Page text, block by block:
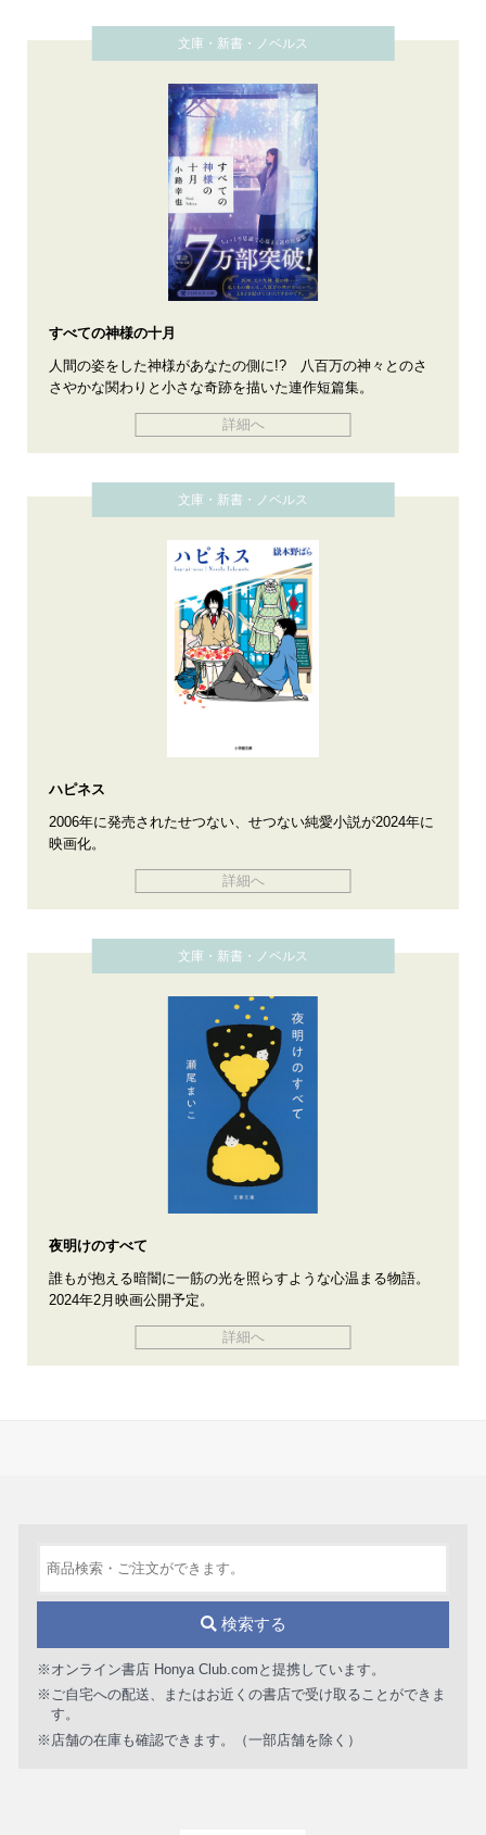
文庫・新書・ノベルス
すべての神様の十月
人間の姿をした神様があなたの側に!? 八百万の神々とのさ
さやかな関わりと小さな奇跡を描いた連作短篇集。
詳細へ
文庫・新書・ノベルス
ハピネス
2006年に発売されたせつない、せつない純愛小説が2024年に
映画化。
詳細へ
文庫・新書・ノベルス
夜明けのすべて
誰もが抱える暗闇に一筋の光を照らすような心温まる物語。
2024年2月映画公開予定。
詳細へ
検索する
※オンライン書店 Honya Club.comと提携しています。
※ご自宅への配送、またはお近くの書店で受け取ることができま
す。
※店舗の在庫も確認できます。（一部店舗を除く）